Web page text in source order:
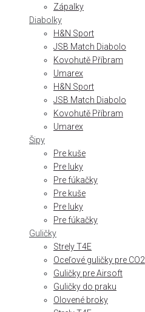
Zápalky
Diabolky
H&N Sport
JSB Match Diabolo
Kovohutě Příbram
Umarex
H&N Sport
JSB Match Diabolo
Kovohutě Příbram
Umarex
Šipy
Pre kuše
Pre luky
Pre fúkačky
Pre kuše
Pre luky
Pre fúkačky
Guličky
Strely T4E
Oceľové guličky pre CO2
Guličky pre Airsoft
Guličky do praku
Olovené broky